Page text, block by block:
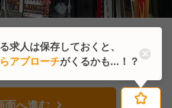
人がこの求人を検討中
面へ進む
求人は保存しておくと、
アプローチがくるかも...！？